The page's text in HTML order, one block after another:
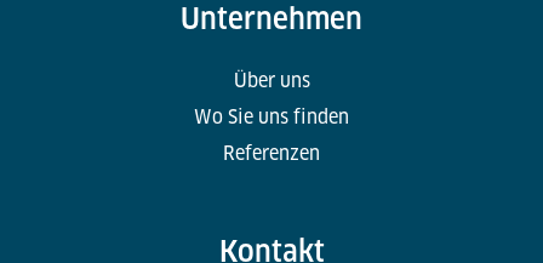
Unternehmen
Über uns
Wo Sie uns finden
Referenzen
Kontakt